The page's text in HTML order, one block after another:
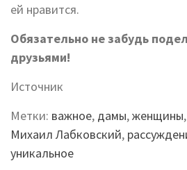
ей нравится.
Обязательно не забудь
друзьями!
Источник
Метки: важное, дамы,женщины,
Михаил Лабковский,
уникальное